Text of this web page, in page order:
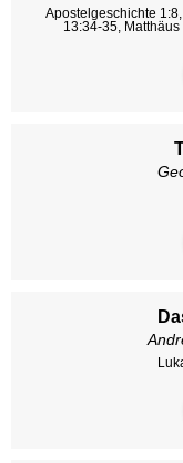
Apostelgeschichte
13:34-35,